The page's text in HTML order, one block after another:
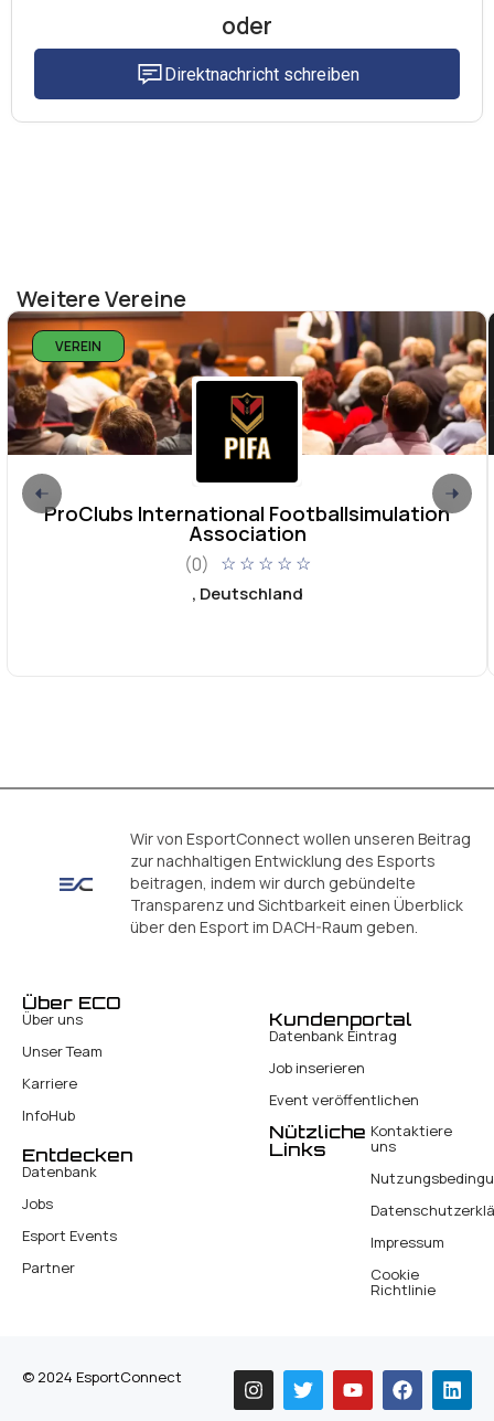
oder
Direktnachricht schreiben
Weitere Vereine
VEREIN
ProClubs International Footballsimulation
Association
(0) ☆ ☆ ☆ ☆ ☆
, Deutschland
Wir von EsportConnect wollen unseren Beitrag
zur nachhaltigen Entwicklung des Esports
beitragen, indem wir durch gebündelte
Transparenz und Sichtbarkeit einen Überblick
über den Esport im DACH-Raum geben.
Über ECO
Über uns
Unser Team
Karriere
InfoHub
Kundenportal
Datenbank Eintrag
Job inserieren
Event veröffentlichen
Entdecken
Datenbank
Jobs
Esport Events
Partner
Nützliche
Links
Kontaktiere
uns
Impressum
Cookie
Richtlinie
© 2024 EsportConnect